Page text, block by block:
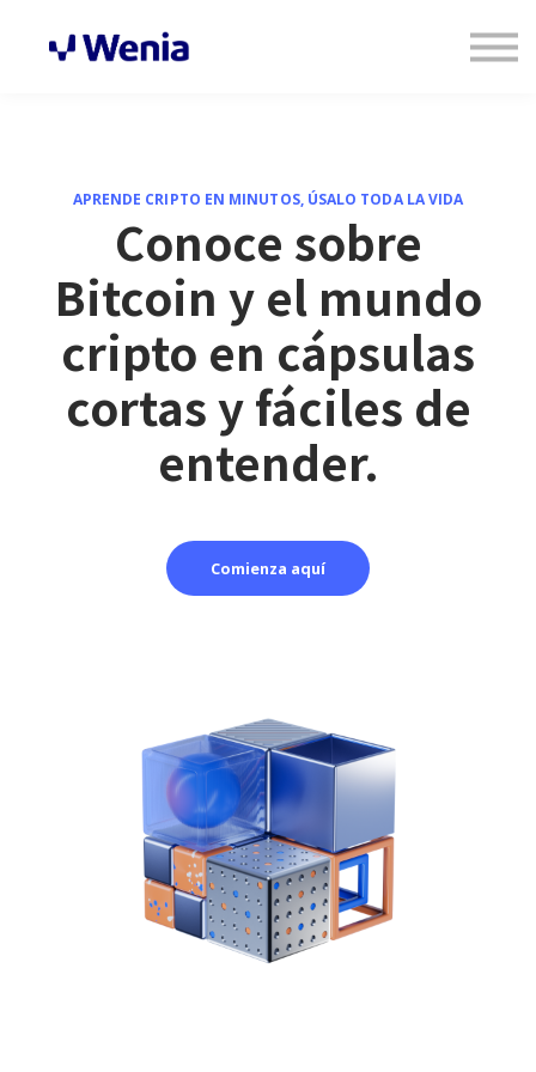
APRENDE CRIPTO EN MINUTOS, ÚSALO TODA LA VIDA
Conoce sobre
Bitcoin y el mundo
cripto en cápsulas
cortas y fáciles de
entender.
Comienza aquí